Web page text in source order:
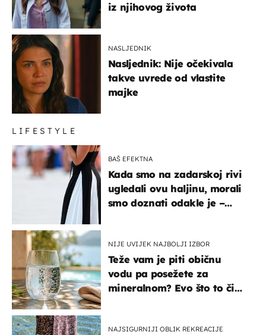
iz njihovog života
NASLJEDNIK
Nasljednik: Nije očekivala
takve uvrede od vlastite
majke
LIFESTYLE
BAŠ EFEKTNA
Kada smo na zadarskoj rivi
ugledali ovu haljinu, morali
smo doznati odakle je –
NIJE UVIJEK NAJBOLJI IZBOR
Teže vam je piti običnu
vodu pa posežete za
mineralnom? Evo što to čini
NAJSIGURNIJI OBLIK REKREACIJE